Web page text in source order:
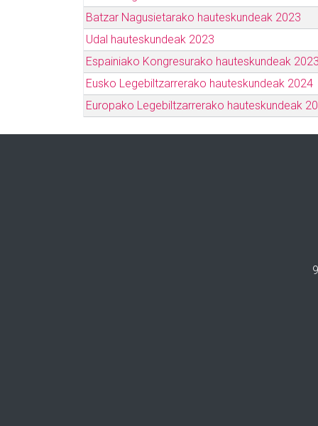
Batzar Nagusietarako hauteskundeak 2023
Udal hauteskundeak 2023
Espainiako Kongresurako hauteskundeak 2023
Eusko Legebiltzarrerako hauteskundeak 2024
Europako Legebiltzarrerako hauteskundeak